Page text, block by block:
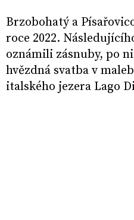
Brzobohatý a
roce 2022.
oznámili zásnuby, po
hvězdná svatba v
italského jezera Lago